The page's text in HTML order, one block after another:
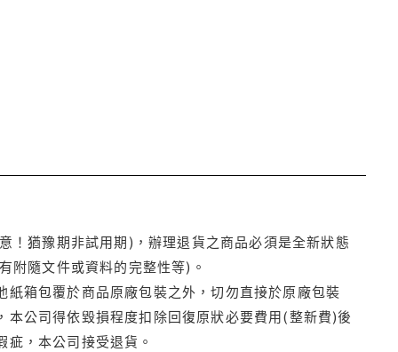
！猶豫期非試用期)，辦理退貨之商品必須是全新狀態
附隨文件或資料的完整性等)。
箱包覆於商品原廠包裝之外，切勿直接於原廠包裝
公司得依毀損程度扣除回復原狀必要費用(整新費)後
，本公司接受退貨。